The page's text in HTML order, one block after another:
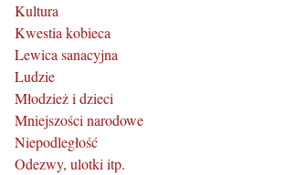
Kultura
Kwestia kobieca
Lewica sanacyjna
Ludzie
Młodzież i dzieci
Mniejszości narodowe
Niepodległość
Odezwy, ulotki itp.